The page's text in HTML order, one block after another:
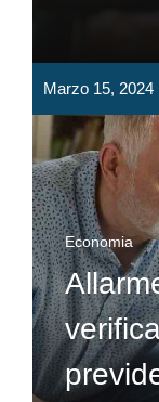
Marzo 15, 2024
Economia